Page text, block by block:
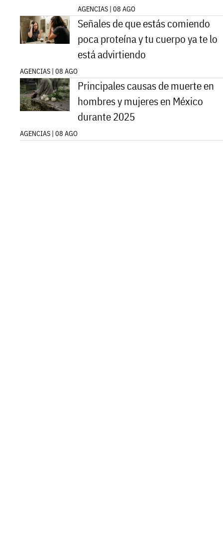
AGENCIAS | 08 AGO
Señales de que estás comiendo
poca proteína y tu cuerpo ya te lo
está advirtiendo
AGENCIAS | 08 AGO
Principales causas de muerte en
hombres y mujeres en México
durante 2025
AGENCIAS | 08 AGO